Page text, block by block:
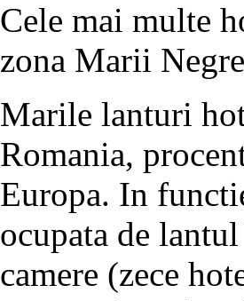
Cele mai multe
zona Marii
Marile lanturi
Romania,
Europa. In
ocupata de
camere (zece